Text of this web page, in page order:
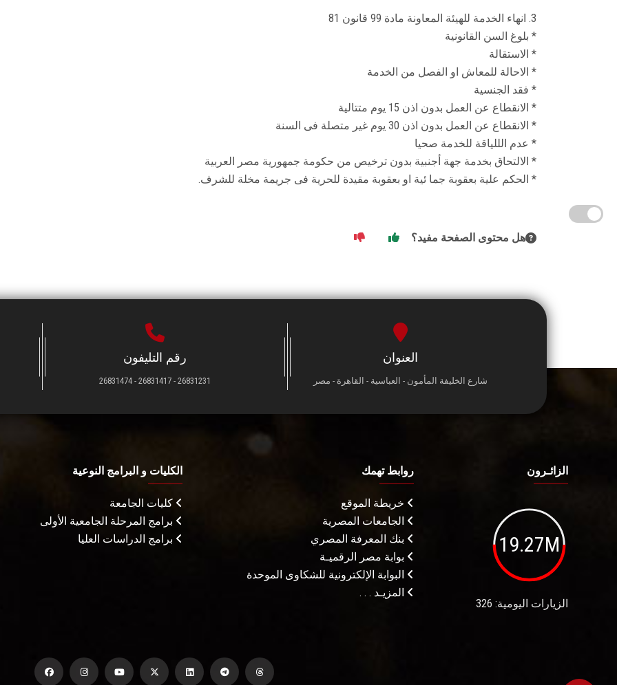
3. انهاء الخدمة للهيئة المعاونة مادة 99 قانون 81
* بلوغ السن القانونية
* الاستقالة
* الاحالة للمعاش او الفصل من الخدمة
* فقد الجنسية
* الانقطاع عن العمل بدون اذن 15 يوم متتالية
* الانقطاع عن العمل بدون اذن 30 يوم غير متصلة فى السنة
* عدم الللياقة للخدمة صحيا
* الالتحاق بخدمة جهة أجنبية بدون ترخيص من حكومة جمهورية مصر العربية
* الحكم علية بعقوبة جما ئية او بعقوبة مقيدة للحرية فى جريمة مخلة للشرف.
هل محتوى الصفحة مفيد؟
العنوان
شارع الخليفة المأمون - العباسية - القاهرة - مصر
رقم التليفون
26831231 - 26831417 - 26831474
الزائـرون
19.27M
الزيارات اليومية: 326
روابط تهمك
خريطة الموقع
الجامعات المصرية
بنك المعرفة المصري
بوابة مصر الرقميـة
البوابة الإلكترونية للشكاوى الموحدة
المزيـد . . .
الكليات و البرامج النوعية
كليات الجامعة
برامج المرحلة الجامعية الأولى
برامج الدراسات العليا